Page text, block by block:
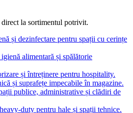
la sortimentul potrivit.
și dezinfectare pentru spații cu cerințe
alimentară și spălătorie
și întreținere pentru hospitality.
și suprafețe impecabile în magazine.
publice, administrative și clădiri de
duty pentru hale și spații tehnice.